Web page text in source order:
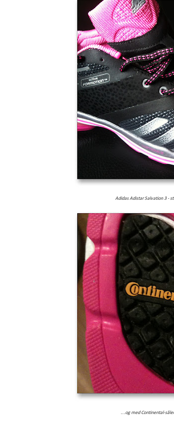
Adidas Adistar Salvation 3 -
...og med Continental-